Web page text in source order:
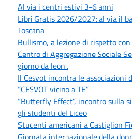
Al via i centri estivi 3-6 anni
Libri Gratis 2026/2027: al via il
Toscana
Bullismo, a lezione di rispetto
Centro di Aggregazione Sociale
giorno da leoni.
Il Cesvot incontra le associazioni
“CESVOT vicino a TE”
“Butterfly Effect”, incontro sulla
gli studenti del Liceo
Studenti americani a Castiglion
Giornata internazionale della